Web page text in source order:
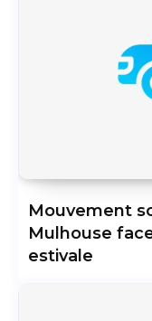
Mouvement
Mulhouse
estivale